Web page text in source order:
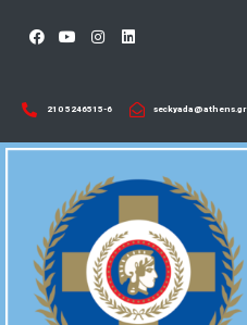
210 5246515-6​ seckyada@athens.gr